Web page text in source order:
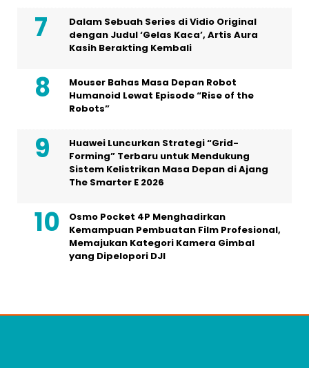
Dalam Sebuah Series di Vidio Original
dengan Judul ‘Gelas Kaca’, Artis Aura
Kasih Berakting Kembali
Mouser Bahas Masa Depan Robot
Humanoid Lewat Episode “Rise of the
Robots”
Huawei Luncurkan Strategi “Grid-
Forming” Terbaru untuk Mendukung
Sistem Kelistrikan Masa Depan di Ajang
The Smarter E 2026
Osmo Pocket 4P Menghadirkan
Kemampuan Pembuatan Film Profesional,
Memajukan Kategori Kamera Gimbal
yang Dipelopori DJI